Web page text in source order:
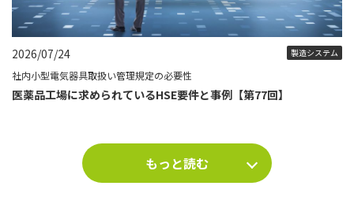
2026/07/24 製造システム
社内小型電気器具取扱い管理規定の必要性
医薬品工場に求められているHSE要件と事例【第77回】
もっと読む